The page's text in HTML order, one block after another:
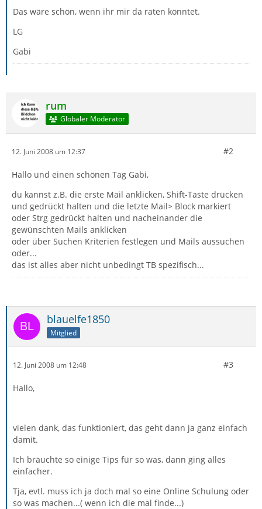
Das wäre schön, wenn ihr mir da raten könntet.
LG
Gabi
rum
Globaler Moderator
12. Juni 2008 um 12:37 #2
Hallo und einen schönen Tag Gabi,
du kannst z.B. die erste Mail anklicken, Shift-Taste drücken
und gedrückt halten und die letzte Mail> Block markiert
oder Strg gedrückt halten und nacheinander die
gewünschten Mails anklicken
oder über Suchen Kriterien festlegen und Mails aussuchen
oder...
das ist alles aber nicht unbedingt TB spezifisch...
blauelfe1850
Mitglied
12. Juni 2008 um 12:48 #3
Hallo,
vielen dank, das funktioniert, das geht dann ja ganz einfach
damit.
Ich bräuchte so einige Tips für so was, dann ging alles
einfacher.
Tja, evtl. muss ich ja doch mal so eine Online Schulung oder
so was machen...( wenn ich die mal finde...)